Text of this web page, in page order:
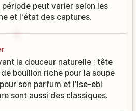
peut varier selon les
et l'état des captures.
la douceur naturelle ; tête
bouillon riche pour la soupe
son parfum et l'Ise-ebi
sont aussi des classiques.